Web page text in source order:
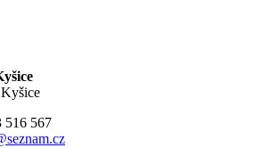
516 567